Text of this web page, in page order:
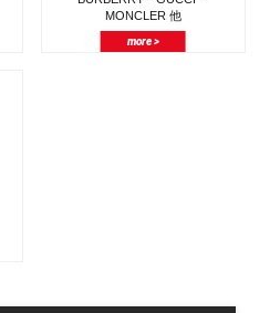
MONCLER 他
more >